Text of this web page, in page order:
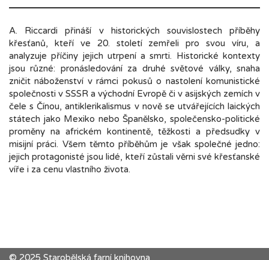
A. Riccardi přináší v historických souvislostech příběhy
křesťanů, kteří ve 20. století zemřeli pro svou víru, a
analyzuje příčiny jejich utrpení a smrti. Historické kontexty
jsou různé: pronásledování za druhé světové války, snaha
zničit náboženství v rámci pokusů o nastolení komunistické
společnosti v SSSR a východní Evropě či v asijských zemích v
čele s Čínou, antiklerikalismus v nově se utvářejících laických
státech jako Mexiko nebo Španělsko, společensko-politické
proměny na africkém kontinentě, těžkosti a předsudky v
misijní práci. Všem těmto příběhům je však společné jedno:
jejich protagonisté jsou lidé, kteří zůstali věrni své křesťanské
víře i za cenu vlastního života.
© 2025 Starobělská farní knihovna